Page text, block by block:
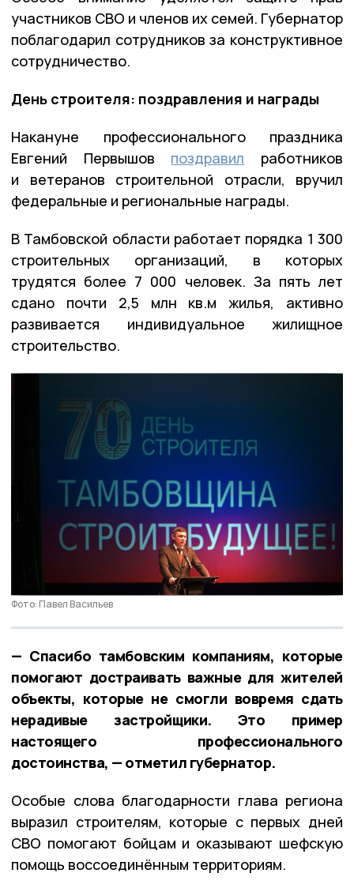
участников СВО и членов их семей. Губернатор
поблагодарил сотрудников за конструктивное
сотрудничество.
День строителя: поздравления и награды
Накануне профессионального праздника
Евгений Первышов поздравил работников
и ветеранов строительной отрасли, вручил
федеральные и региональные награды.
В Тамбовской области работает порядка 1 300
строительных организаций, в которых
трудятся более 7 000 человек. За пять лет
сдано почти 2,5 млн кв.м жилья, активно
развивается индивидуальное жилищное
строительство.
Фото: Павел Васильев
— Спасибо тамбовским компаниям, которые
помогают достраивать важные для жителей
объекты, которые не смогли вовремя сдать
нерадивые застройщики. Это пример
настоящего профессионального
достоинства, — отметил губернатор.
Особые слова благодарности глава региона
выразил строителям, которые с первых дней
СВО помогают бойцам и оказывают шефскую
помощь воссоединённым территориям.